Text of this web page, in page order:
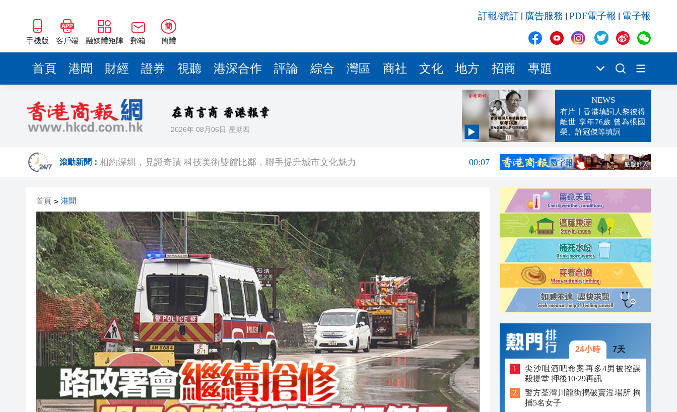
手機版 客戶端 融媒體矩陣 郵箱
簡
簡體
訂報/續訂 廣告服務 PDF電子報 電子報
首頁 港聞 財經 證券 視聽 港深合作 評論 綜合 灣區 商社 文化 地方 招商 專題
2026年 08月06日 星期四
NEWS
有片丨香港填詞人黎彼得
離世 享年76歲 曾為張國
榮、許冠傑等填詞
滾動新聞：
00:19
相約深圳，見證奇蹟 科技美術雙館比鄰，聯手提升城市文化魅力
00:07
美股觀望非農數據 道指跌逾百點
23:17
有片丨孕婦羊水破裂即將臨盆 正遇晚高峰 情況危急 鐵騎交警一路開道護送
23:12
東涌巴士撞電單車 巴士司機涉危駕被捕
23:12
有片丨清淡不等於吃素！ 清淡飲食正在毀掉很多老人的晚年健康
23:00
首頁 > 港聞
24小時 7天
尖沙咀酒吧命案再多4男被控謀
殺提堂 押後10·29再訊
警方荃灣川龍街搗破賣淫場所 拘
捕5名女子